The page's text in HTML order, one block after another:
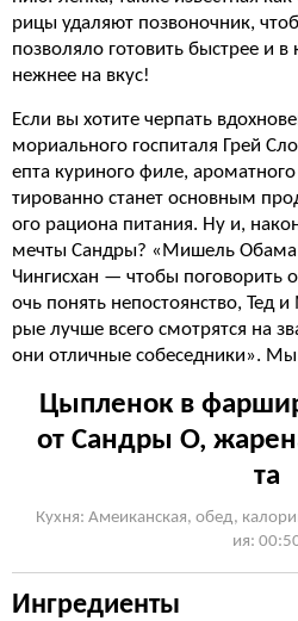
рицы удаляют позвоночник,
позволяло готовить быстрее и в
нежнее на вкус!
Если вы хотите черпать
мориального госпиталя Грей
епта куриного филе,
тированно станет основным
ого рациона питания. Ну и,
мечты Сандры? «Мишель
Чингисхан — чтобы поговорить
очь понять непостоянство, Тед
рые лучше всего смотрятся на
они отличные собеседники».
Цыпленок в
от Сандры О,
та
Кухня: Амеиканская, обед,
ия:
Ингредиенты